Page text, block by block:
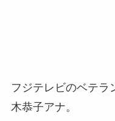
フジテレビのベテラ
木恭子アナ。